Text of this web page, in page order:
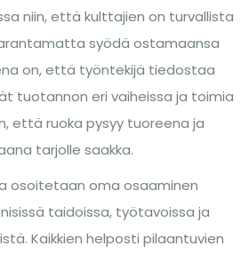
niin, että kulttajien on turvallista
syödä ostamaansa
on, että työntekijä tiedostaa
tuotannon eri vaiheissa ja toimia
että ruoka pysyy tuoreena ja
tarjolle saakka.
osoitetaan oma osaaminen
taidoissa, työtavoissa ja
Kaikkien helposti pilaantuvien